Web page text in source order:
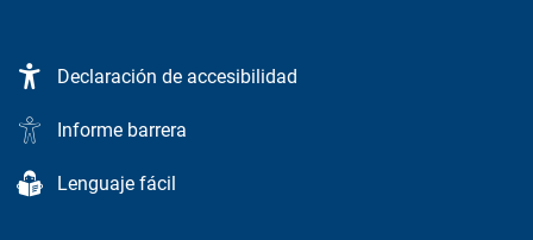
Declaración de accesibilidad
Informe barrera
Lenguaje fácil